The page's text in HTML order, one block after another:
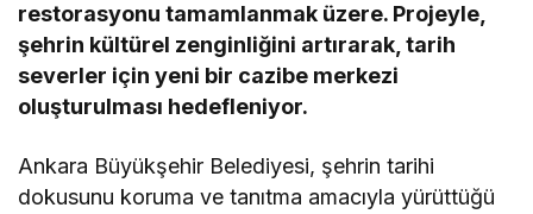
restorasyonu tamamlanmak üzere. Projeyle,
şehrin kültürel zenginliğini artırarak, tarih
severler için yeni bir cazibe merkezi
oluşturulması hedefleniyor.
Ankara Büyükşehir Belediyesi, şehrin tarihi
dokusunu koruma ve tanıtma amacıyla yürüttüğü